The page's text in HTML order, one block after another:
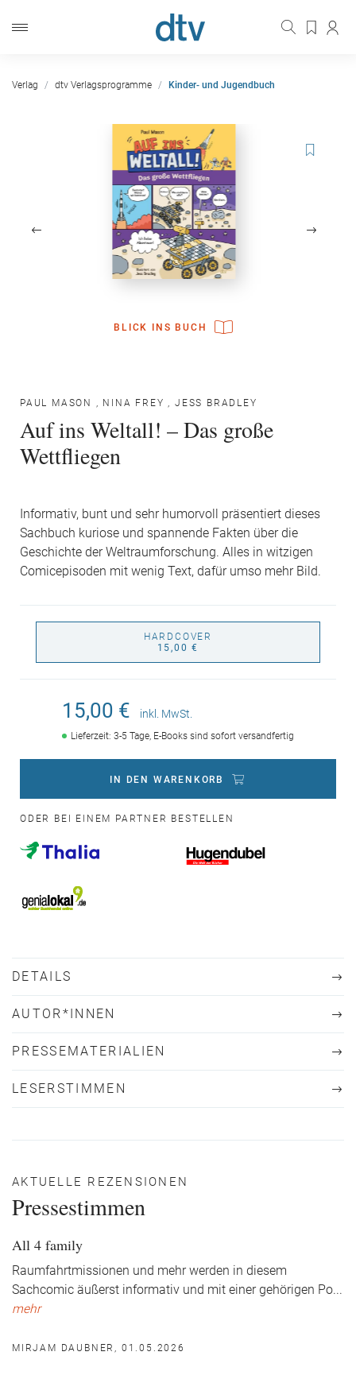
Verlag dtv Verlagsprogramme Kinder- und Jugendbuch
BLICK INS BUCH
PAUL MASON , NINA FREY ,JESS BRADLEY
Auf ins Weltall! – Das große
Wettfliegen
Informativ, bunt und sehr humorvoll präsentiert dieses
Sachbuch kuriose und spannende Fakten über die
Geschichte der Weltraumforschung. Alles in witzigen
Comicepisoden mit wenig Text, dafür umso mehr Bild.
HARDCOVER
15,00 €
15,00 € inkl. MwSt.
Lieferzeit: 3-5 Tage, E-Books sind sofort versandfertig
IN DEN WARENKORB
ODER BEI EINEM PARTNER BESTELLEN
DETAILS
AUTOR*INNEN
PRESSEMATERIALIEN
LESERSTIMMEN
AKTUELLE REZENSIONEN
Pressestimmen
All 4 family
Raumfahrtmissionen und mehr werden in diesem
Sachcomic äußerst informativ und mit einer gehörigen Po...
mehr
MIRJAM DAUBNER, 01.05.2026